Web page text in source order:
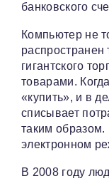
банковского
Компьютер не
гигантского
товарами.
«купить», и в
списывает
таким образом.
электронном
В 2008 году